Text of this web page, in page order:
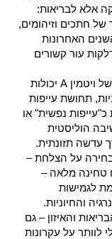
אלא לבריאות:
של חתכים וזיהומים,
האחרונות
עור קשורים
השפעה בלתי צפויה: לחוסרים קלים של ויטמין A יכולות
תחושת עייפות
נפשית" או
הוליסטית
עדשה תזונתית.
על הצלחת –
טחינה מלאה –
לגמישות
והחיוניות.
והאיזון – גם
לוותר על עקרונות